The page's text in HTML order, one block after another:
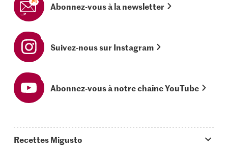
Abonnez-vous à la newsletter
Suivez-nous sur Instagram
Abonnez-vous à notre chaîne YouTube
Recettes Migusto